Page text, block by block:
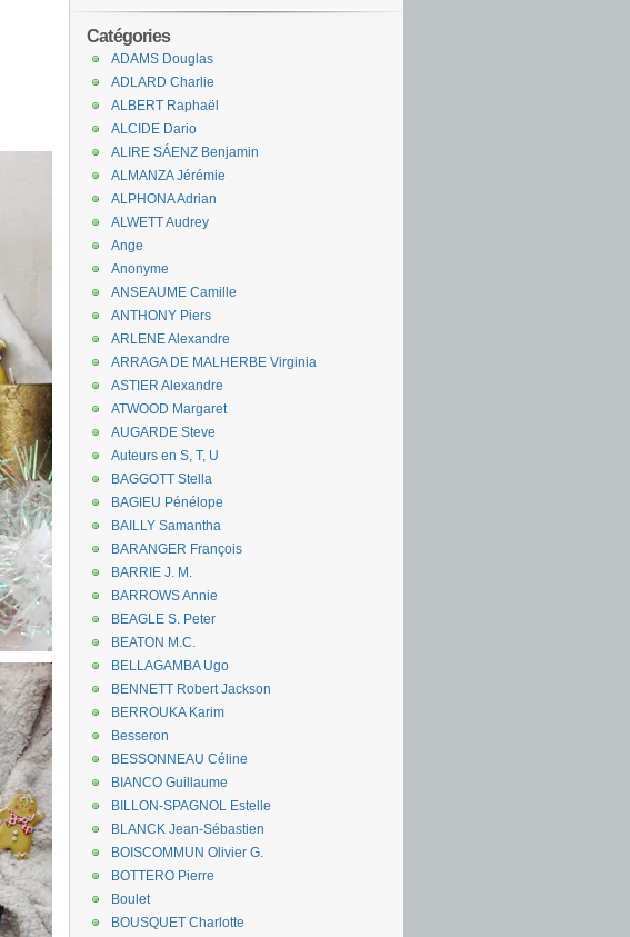
Catégories
ADAMS Douglas
ADLARD Charlie
ALBERT Raphaël
ALCIDE Dario
ALIRE SÁENZ Benjamin
ALMANZA Jérémie
ALPHONA Adrian
ALWETT Audrey
Ange
Anonyme
ANSEAUME Camille
ANTHONY Piers
ARLENE Alexandre
ARRAGA DE MALHERBE Virginia
ASTIER Alexandre
ATWOOD Margaret
AUGARDE Steve
Auteurs en S, T, U
BAGGOTT Stella
BAGIEU Pénélope
BAILLY Samantha
BARANGER François
BARRIE J. M.
BARROWS Annie
BEAGLE S. Peter
BEATON M.C.
BELLAGAMBA Ugo
BENNETT Robert Jackson
BERROUKA Karim
Besseron
BESSONNEAU Céline
BIANCO Guillaume
BILLON-SPAGNOL Estelle
BLANCK Jean-Sébastien
BOISCOMMUN Olivier G.
BOTTERO Pierre
Boulet
BOUSQUET Charlotte